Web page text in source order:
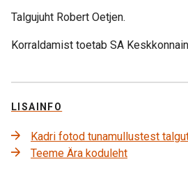
Talgujuht Robert Oetjen.
Korraldamist toetab SA
LISAINFO
Kadri fotod tunamullustest
Teeme Ära koduleht